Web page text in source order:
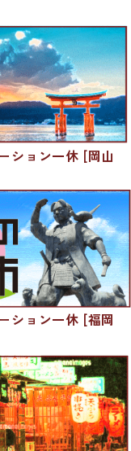
ション一休 [岡山
ション一休 [福岡